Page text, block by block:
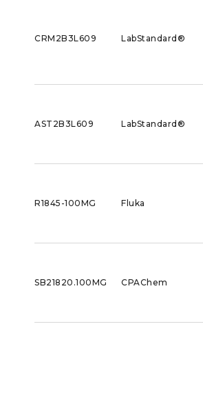
CRM2B3L609 LabStandard®
AST2B3L609 LabStandard®
R1845-100MG Fluka
SB21820.100MG CPAChem